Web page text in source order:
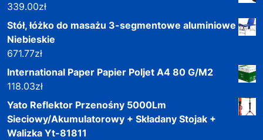
339.00zł
Stół, łóżko do masażu 3-segmentowe aluminiowe
Niebieskie
671.77zł
International Paper Papier Poljet A4 80 G/M2
118.03zł
Yato Reflektor Przenośny 5000Lm
Sieciowy/Akumulatorowy + Składany Stojak +
Walizka Yt-81811